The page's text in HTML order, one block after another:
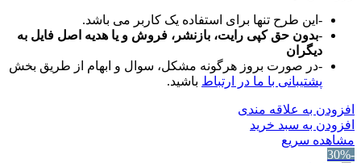
-این طرح تنها برای استفاده یک کاربر می باشد.
-بدون حق کپی رایت، بازنشر، فروش و یا هدیه اصل فایل به
دیگران
-در صورت بروز هرگونه مشکل، سوال و ابهام از طریق بخش
پشتیبانی با ما در ارتباطباشید.
افزودن به علاقه مندی
افزودن به سبد خرید
مشاهده سریع
-30%